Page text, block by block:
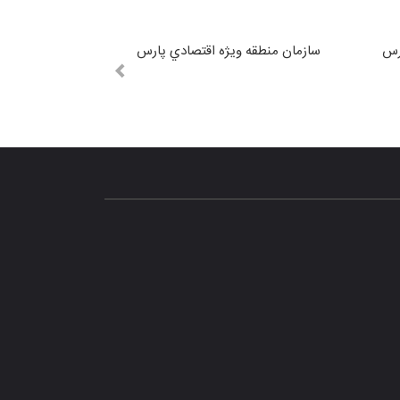
سازمان منطقه ويژه اقتصادي پارس